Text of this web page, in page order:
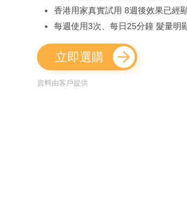
香港用家真實試用 8週後效果已經
每週使用3次、每日25分鐘 髮量明
立即選購
資料由客戶提供